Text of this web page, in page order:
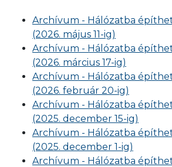
Archívum - Hálózatba
(2026. május 11-ig)
Archívum - Hálózatba
(2026. március 17-ig)
Archívum - Hálózatba
(2026. február 20-ig)
Archívum - Hálózatba
(2025. december 15-ig)
Archívum - Hálózatba
(2025. december 1-ig)
Archívum - Hálózatba